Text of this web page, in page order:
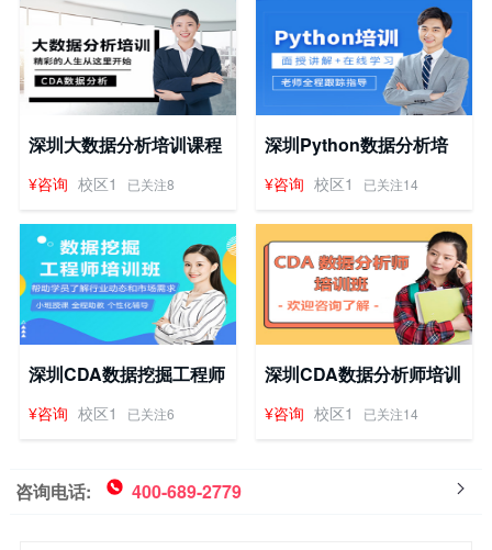
深圳大数据分析培训课程
¥咨询 校区1 已关注8
深圳Python数据分析培
训班
¥咨询 校区1 已关注14
深圳CDA数据挖掘工程师
培训班
¥咨询 校区1 已关注6
深圳CDA数据分析师培训
班
¥咨询 校区1 已关注14
咨询电话: 400-689-2779